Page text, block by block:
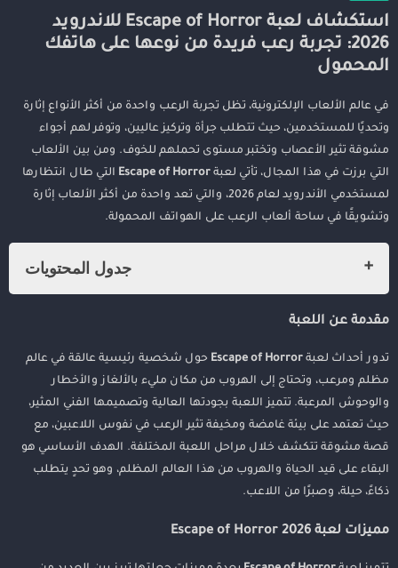
استكشاف لعبة Escape of Horror للاندرويد
2026: تجربة رعب فريدة من نوعها على هاتفك
المحمول
في عالم الألعاب الإلكترونية، تظل تجربة الرعب واحدة من أكثر الأنواع إثارة
وتحديًا للمستخدمين، حيث تتطلب جرأة وتركيز عاليين، وتوفر لهم أجواء
مشوقة تثير الأعصاب وتختبر مستوى تحملهم للخوف. ومن بين الألعاب
التي برزت في هذا المجال، تأتي لعبة Escape of Horror التي طال انتظارها
لمستخدمي الأندرويد لعام 2026، والتي تعد واحدة من أكثر الألعاب إثارة
وتشويقًا في ساحة ألعاب الرعب على الهواتف المحمولة.
جدول المحتويات
نوعها على هاتفك المحمول
مقدمة عن اللعبة
مميزات لعبة Escape of Horror 2026
كيف تلعب لعبة Escape of Horror 2026؟
كيفية تحميل لعبة Escape of Horror 2026 على الأندرويد
هل لعبة Escape of Horror مناسبة للجميع؟
الختام
مقدمة عن اللعبة
تدور أحداث لعبة Escape of Horror حول شخصية رئيسية عالقة في عالم
مظلم ومرعب، وتحتاج إلى الهروب من مكان مليء بالألغاز والأخطار
والوحوش المرعبة. تتميز اللعبة بجودتها العالية وتصميمها الفني المثير،
حيث تعتمد على بيئة غامضة ومخيفة تثير الرعب في نفوس اللاعبين، مع
قصة مشوقة تتكشف خلال مراحل اللعبة المختلفة. الهدف الأساسي هو
البقاء على قيد الحياة والهروب من هذا العالم المظلم، وهو تحدٍ يتطلب
ذكاءً، حيلة، وصبرًا من اللاعب.
مميزات لعبة Escape of Horror 2026